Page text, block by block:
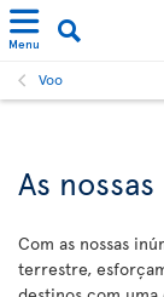
Menu
Voo
As
Com as nossas
terrestre,